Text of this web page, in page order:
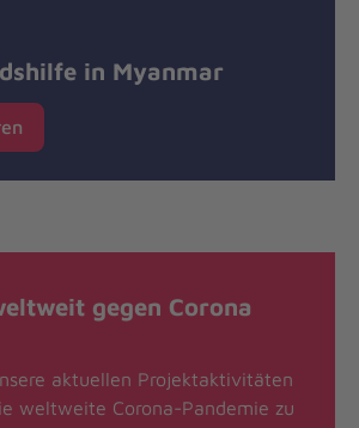
in Myanmar
gegen Corona
aktuellen Projektaktivitäten
weltweite Corona-Pandemie zu